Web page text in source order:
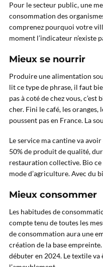
Pour le secteur public, une
consommation des
comprenez pourquoi votre
moment l’indicateur n’existe
Mieux se nourrir
Produire une alimentation
lit ce type de phrase, il faut
pas à coté de chez vous,
cher. Fini le café, les oranges,
poussent pas en France. La
Le service ma cantine va
50% de produit de qualité,
restauration collective. Bio ce
mode d’agriculture. Avec du
Mieux consommer
Les habitudes de
compte tenu de toutes les
de consommation aura une
création de la base
débuter en 2024. Le textile